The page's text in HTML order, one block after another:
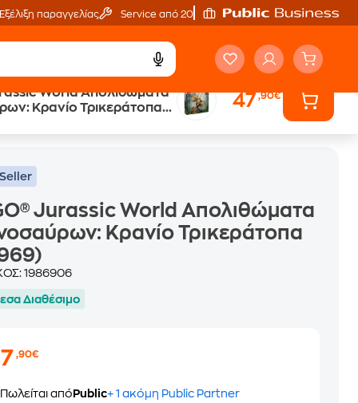
Εξέλιξη παραγγελίας Service από 20'
World Απολιθώματα
Κρανίο Τρικεράτοπα
47,90€
Jurassic World Απολιθώματα
Κρανίο Τρικεράτοπα
1986906
Διαθέσιμο
,90€
Πωλείται από Public+ 1 ακόμη Public Partner